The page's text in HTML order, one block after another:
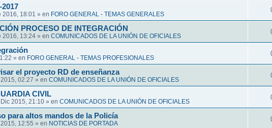
2016, 18:01 » en FORO GENERAL - TEMAS GENERALES
PROCESO DE INTEGRACIÓN
2016, 13:24 » en COMUNICADOS DE LA UNIÓN DE OFICIALES
» en FORO GENERAL - TEMAS PROFESIONALES
el proyecto RD de enseñanza
02:27 » en COMUNICADOS DE LA UNIÓN DE OFICIALES
CIVIL
2015, 21:10 » en COMUNICADOS DE LA UNIÓN DE OFICIALES
para altos mandos de la Policía
12:55 » en NOTICIAS DE PORTADA